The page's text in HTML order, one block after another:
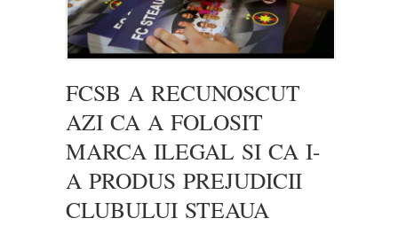
FCSB A RECUNOSCUT
AZI CA A FOLOSIT
MARCA ILEGAL SI CA I-
A PRODUS PREJUDICII
CLUBULUI STEAUA